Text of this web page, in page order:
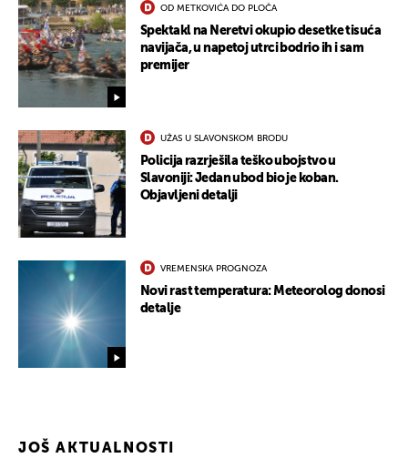
OD METKOVIĆA DO PLOČA
Spektakl na Neretvi okupio desetke tisuća
navijača, u napetoj utrci bodrio ih i sam
premijer
UŽAS U SLAVONSKOM BRODU
Policija razrješila teško ubojstvo u
Slavoniji: Jedan ubod bio je koban.
Objavljeni detalji
VREMENSKA PROGNOZA
Novi rast temperatura: Meteorolog donosi
detalje
JOŠ AKTUALNOSTI